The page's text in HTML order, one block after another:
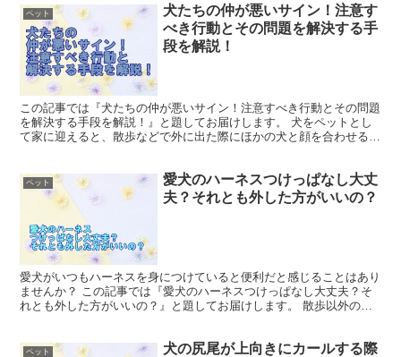
ペット
犬たちの仲が悪いサイン！注意す
べき行動とその問題を解決する手
段を解説！
この記事では『犬たちの仲が悪いサイン！注意すべき行動とその問題
を解決する手段を解説！』と題してお届けします。 犬をペットとし
て家に迎えると、散歩などで外に出た際にほかの犬と顔を合わせるこ
ペット
愛犬のハーネスつけっぱなし大丈
夫？それとも外した方がいいの？
愛犬がいつもハーネスを身につけていると便利だと感じることはあり
ませんか？ この記事では『愛犬のハーネスつけっぱなし大丈夫？そ
れとも外した方がいいの？』と題してお届けします。 散歩以外の時
ペット
犬の尻尾が上向きにカールする際